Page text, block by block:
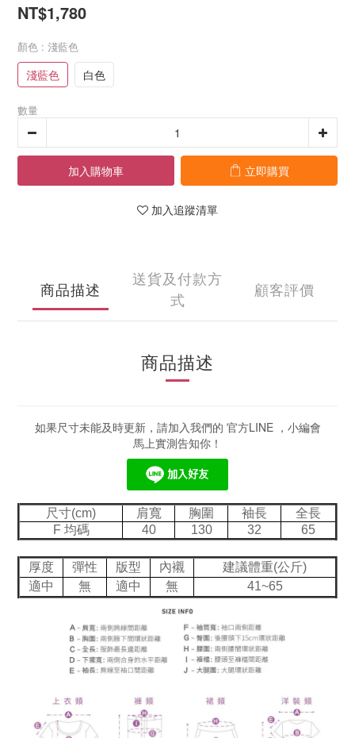
NT$1,780
顏色 : 淺藍色
淺藍色 白色
數量
加入購物車 立即購買
加入追蹤清單
商品描述
送貨及付款方
式
顧客評價
商品描述
如果尺寸未能及時更新，請加入我們的 官方LINE ，小編會
馬上實測告知你！
尺寸(cm) 肩寬 胸圍 袖長
全長
F 均碼
40 130 32 65
厚度 彈性 版型 內襯
建議體重(公斤)
適中
無 適中 無 41~65